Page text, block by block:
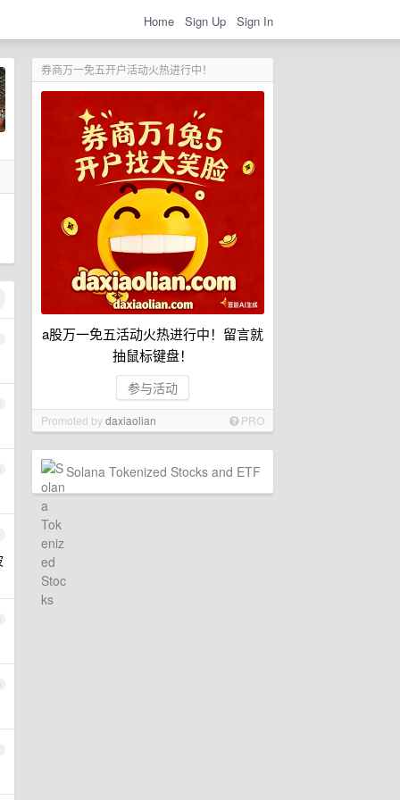
Home Sign Up Sign In
券商万一免五开户活动火热进行中！
a股万一免五活动火热进行中！留言就
抽鼠标键盘！
参与活动
Promoted bydaxiaolian PRO
Solana Tokenized Stocks and ETF